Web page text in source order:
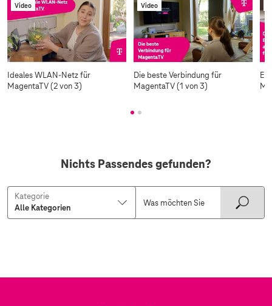
Video
Ideales WLAN-Netz für
MagentaTV (2 von 3)
Video
Die beste Verbindung für
MagentaTV (1 von 3)
Nichts Passendes gefunden?
Kategorie